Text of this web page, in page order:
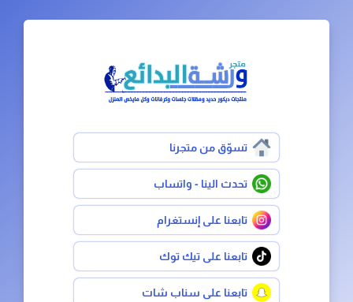
تسوّق من متجرنا
تحدث الينا - واتساب
تابعنا على إنستغرام
تابعنا على تيك توك
تابعنا على سناب شات